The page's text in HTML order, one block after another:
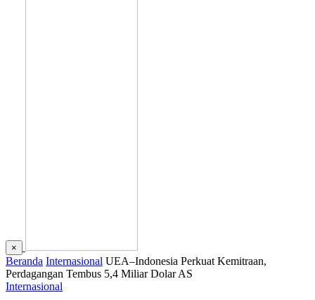
×
Beranda Internasional UEA–Indonesia Perkuat Kemitraan,
Perdagangan Tembus 5,4 Miliar Dolar AS
Internasional